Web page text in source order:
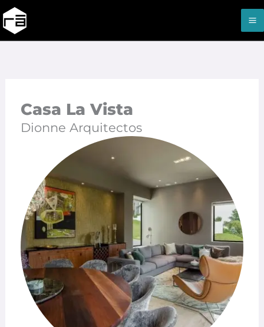
al
contenido
Casa La Vista
Dionne Arquitectos